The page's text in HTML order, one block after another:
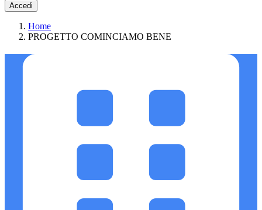
Accedi
Home
PROGETTO COMINCIAMO BENE